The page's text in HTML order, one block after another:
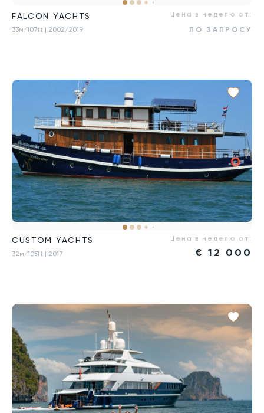
FALCON YACHTS
33м/107ft | 2002/2019
Цена в неделю от:
ПО ЗАПРОСУ
CUSTOM YACHTS
32м/105ft | 2017
Цена в неделю от:
€ 12 000